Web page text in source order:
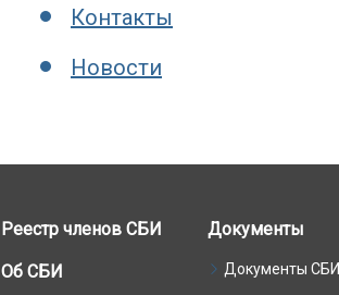
Контакты
Новости
Реестр членов СБИ
Об СБИ
Документы
Документы СБИ